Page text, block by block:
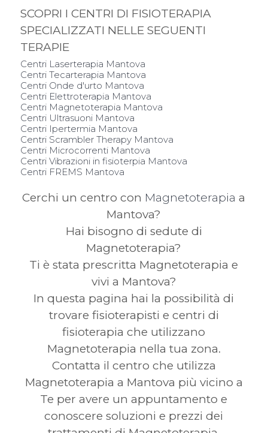
SCOPRI I CENTRI DI FISIOTERAPIA
SPECIALIZZATI NELLE SEGUENTI
TERAPIE
Centri Laserterapia Mantova
Centri Tecarterapia Mantova
Centri Onde d'urto Mantova
Centri Elettroterapia Mantova
Centri Magnetoterapia Mantova
Centri Ultrasuoni Mantova
Centri Ipertermia Mantova
Centri Scrambler Therapy Mantova
Centri Microcorrenti Mantova
Centri Vibrazioni in fisioterpia Mantova
Centri FREMS Mantova
Cerchi un centro con Magnetoterapia a
Mantova?
Hai bisogno di sedute di
Magnetoterapia?
Ti è stata prescritta Magnetoterapia e
vivi a Mantova?
In questa pagina hai la possibilità di
trovare fisioterapisti e centri di
fisioterapia che utilizzano
Magnetoterapia nella tua zona.
Contatta il centro che utilizza
Magnetoterapia a Mantova più vicino a
Te per avere un appuntamento e
conoscere soluzioni e prezzi dei